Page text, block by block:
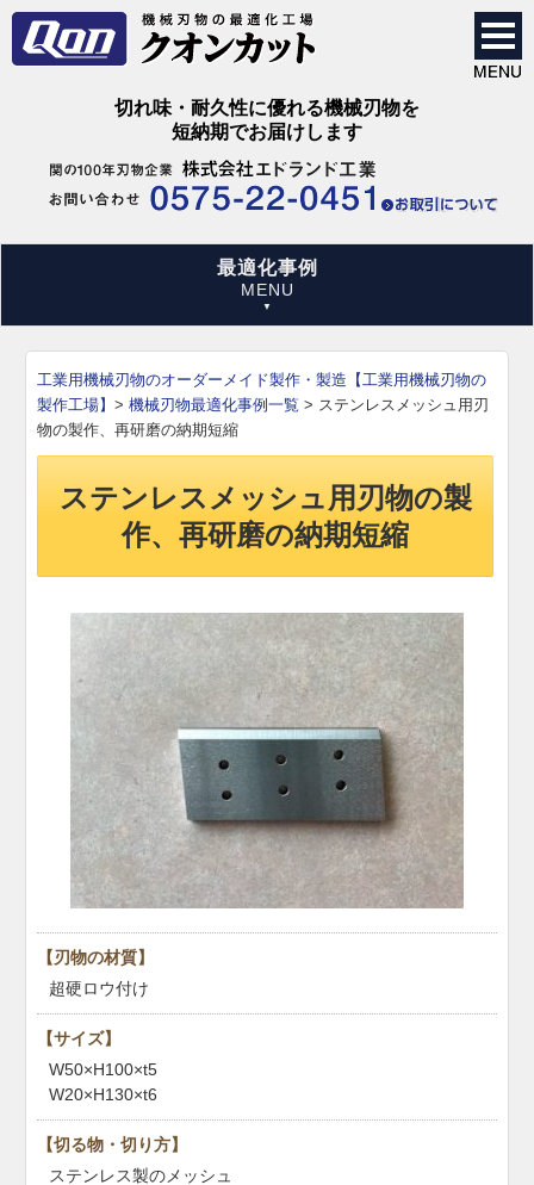
切れ味・耐久性に優れる機械刃物を
短納期でお届けします
最適化事例
工業用機械刃物のオーダーメイド製作・製造【工業用機械刃物の
製作工場】>機械刃物最適化事例一覧 > ステンレスメッシュ用刃
物の製作、再研磨の納期短縮
ステンレスメッシュ用刃物の製
作、再研磨の納期短縮
【刃物の材質】
超硬ロウ付け
【サイズ】
W50×H100×t5
W20×H130×t6
【切る物・切り方】
ステンレス製のメッシュ